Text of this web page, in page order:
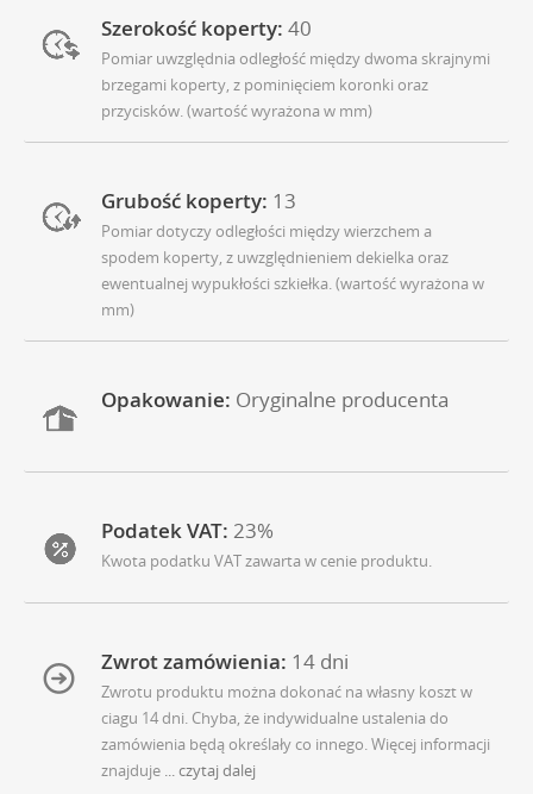
Szerokość koperty: 40
Pomiar uwzględnia odległość między dwoma skrajnymi
brzegami koperty, z pominięciem koronki oraz
przycisków. (wartość wyrażona w mm)
Grubość koperty: 13
Pomiar dotyczy odległości między wierzchem a
spodem koperty, z uwzględnieniem dekielka oraz
ewentualnej wypukłości szkiełka. (wartość wyrażona w
mm)
Opakowanie: Oryginalne producenta
Podatek VAT: 23%
Kwota podatku VAT zawarta w cenie produktu.
Zwrot zamówienia: 14 dni
Zwrotu produktu można dokonać na własny koszt w
ciagu 14 dni. Chyba, że indywidualne ustalenia do
zamówienia będą określały co innego. Więcej informacji
znajduje ... czytaj dalej